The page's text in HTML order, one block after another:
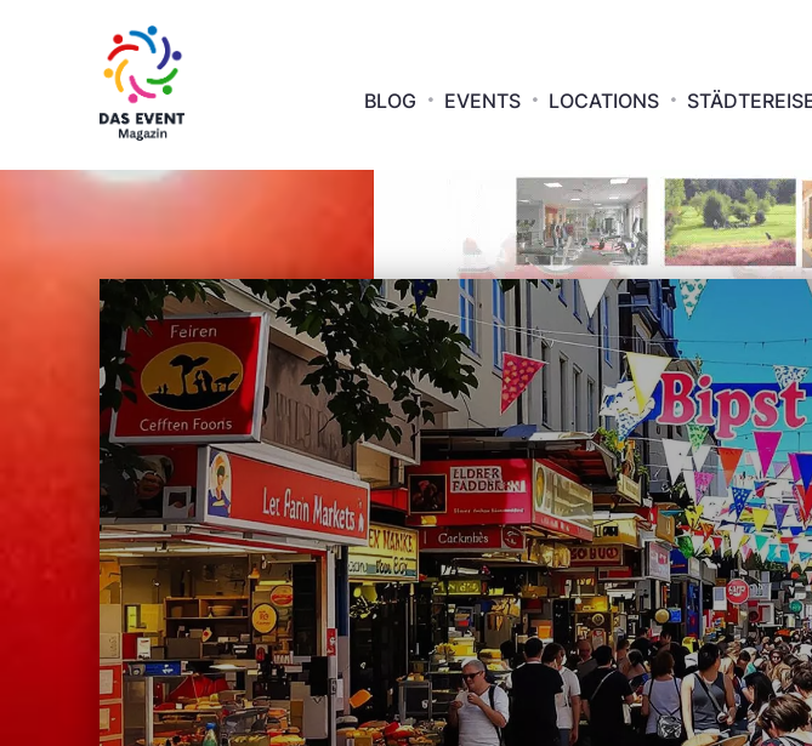
BLOG EVENTS LOCATIONS